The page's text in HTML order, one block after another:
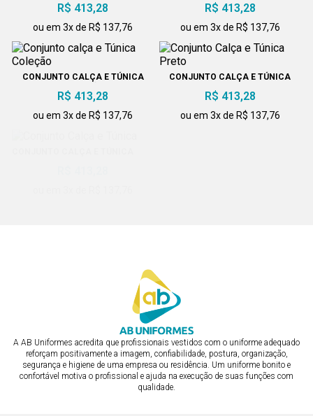
R$ 413,28
ou em 3x de R$ 137,76
R$ 413,28
ou em 3x de R$ 137,76
CONJUNTO CALÇA E TÚNICA
R$ 413,28
ou em 3x de R$ 137,76
CONJUNTO CALÇA E TÚNICA
R$ 413,28
ou em 3x de R$ 137,76
A AB Uniformes acredita que profissionais vestidos com o uniforme adequado
reforçam positivamente a imagem, confiabilidade, postura, organização,
segurança e higiene de uma empresa ou residência. Um uniforme bonito e
confortável motiva o profissional e ajuda na execução de suas funções com
qualidade.